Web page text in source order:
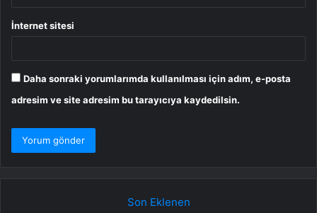
İnternet sitesi
Daha sonraki yorumlarımda kullanılması için adım, e-posta
adresim ve site adresim bu tarayıcıya kaydedilsin.
Son Eklenen